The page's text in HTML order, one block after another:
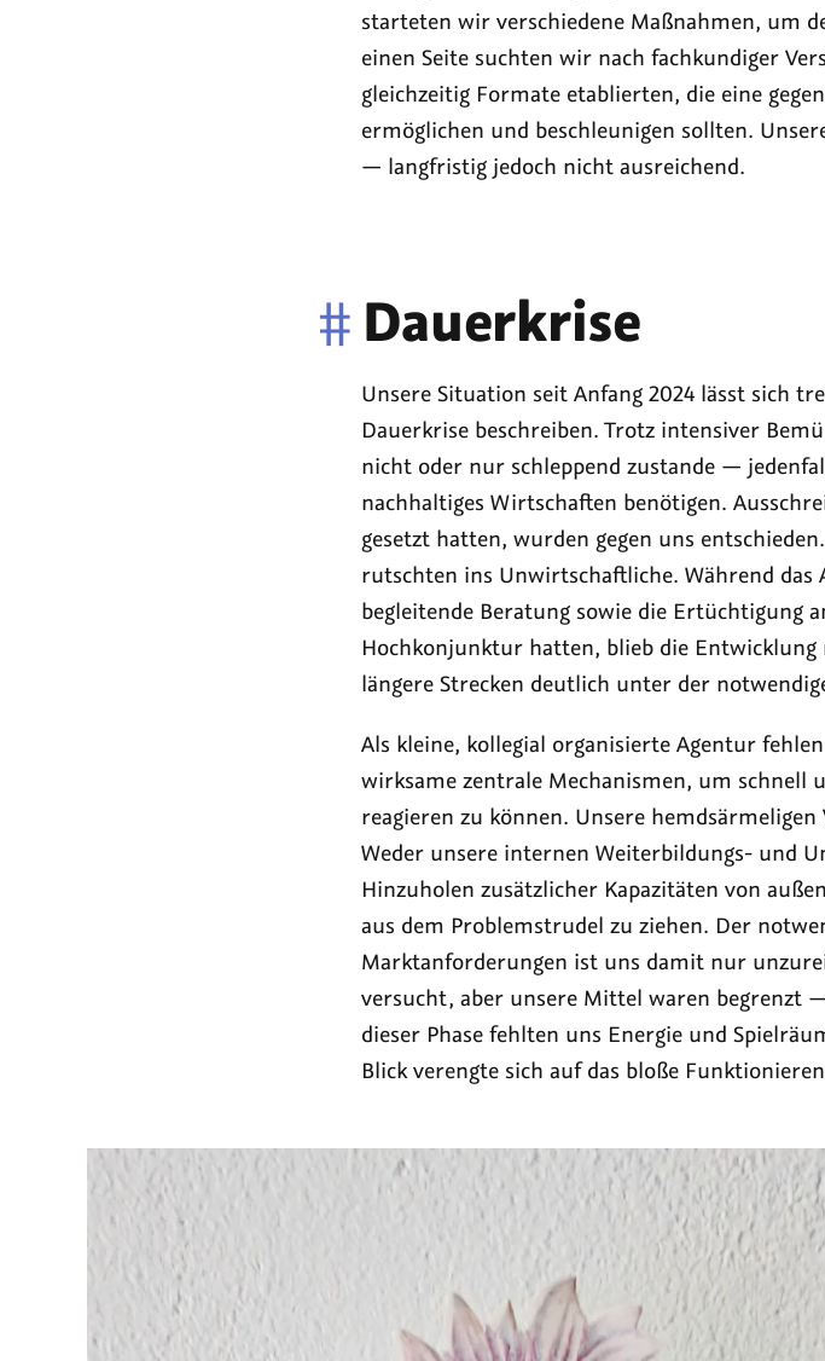
starteten wir verschiedene Maßnahmen, um
einen Seite suchten wir nach fachkundiger
gleichzeitig Formate etablierten, die eine
ermöglichen und beschleunigen sollten.
— langfristig jedoch nicht ausreichend.
# Dauerkrise
Unsere Situation seit Anfang 2024 lässt sich
Dauerkrise beschreiben. Trotz intensiver
nicht oder nur schleppend zustande —
nachhaltiges Wirtschaften benötigen.
gesetzt hatten, wurden gegen uns
rutschten ins Unwirtschaftliche. Während
begleitende Beratung sowie die Ertüchtigung
Hochkonjunktur hatten, blieb die Entwicklung
längere Strecken deutlich unter der
Als kleine, kollegial organisierte Agentur
wirksame zentrale Mechanismen, um schnell
reagieren zu können. Unsere
Weder unsere internen Weiterbildungs- und
Hinzuholen zusätzlicher Kapazitäten von
aus dem Problemstrudel zu ziehen. Der
Marktanforderungen ist uns damit nur
versucht, aber unsere Mittel waren begrenzt
dieser Phase fehlten uns Energie und
Blick verengte sich auf das bloße